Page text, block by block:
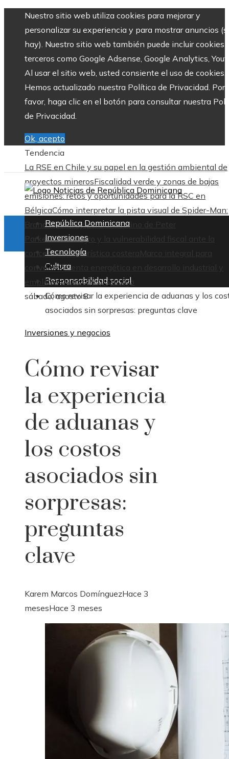
Nuestro sitio web utiliza cookies para mejorar y
personalizar su experiencia y para mostrar anuncios
hay). Nuestro sitio web también puede incluir cookies
terceros como Google Adsense, Google Analytics,
Al usar el sitio web, usted consiente el uso de cookies.
Hemos actualizado nuestra Política de Privacidad. Por
favor, haga clic en el botón para consultar nuestra
de Privacidad.
Ok, acepto
Tendencia
La RSE en Chile y su papel en la gestión ambiental de
proyectos minerosFiscalidad verde y zonas de bajas
emisiones: retos y oportunidades para la RSC en
BélgicaCómo interpretar la pista visual de Spider-Man:
Brand New Day para el destino de Peter
ParkerMontenegro y la vulnerabilidad fiscal ante la
concentración turística costera
Marco integral para
convertir la renta energética en desarrollo industrial y
empleo en Trinidad y Tobago
sábado, agosto 8
República Dominicana
Inversiones
Tecnología
Cultura
Responsabilidad social
Inicio
Inversiones y negocios
Cómo revisar la experiencia de aduanas y los
asociados sin sorpresas: preguntas clave
Inversiones y negocios
Cómo revisar
la experiencia
de aduanas y
los costos
asociados sin
sorpresas:
preguntas
clave
Karem Marcos DomínguezHace 3
mesesHace 3 meses